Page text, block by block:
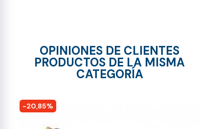
OPINIONES DE CLIENTES
PRODUCTOS DE LA MISMA
CATEGORÍA
-20,85%